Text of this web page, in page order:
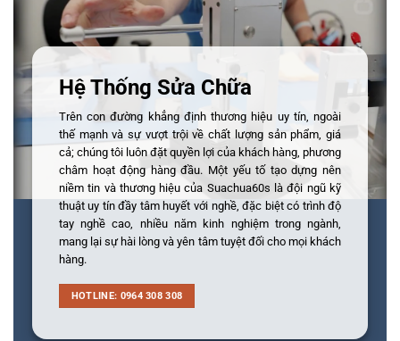
Hệ Thống Sửa Chữa
Trên con đường khẳng định thương hiệu uy tín, ngoài
thế mạnh và sự vượt trội về chất lượng sản phẩm, giá
cả; chúng tôi luôn đặt quyền lợi của khách hàng, phương
châm hoạt động hàng đầu. Một yếu tố tạo dựng nên
niềm tin và thương hiệu của Suachua60s là đội ngũ kỹ
thuật uy tín đầy tâm huyết với nghề, đặc biệt có trình độ
tay nghề cao, nhiều năm kinh nghiệm trong ngành,
mang lại sự hài lòng và yên tâm tuyệt đối cho mọi khách
hàng.
HOTLINE: 0964 308 308